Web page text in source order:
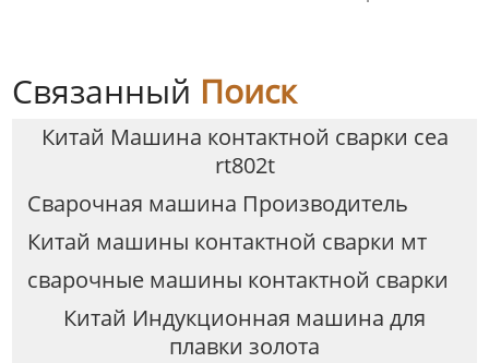
Связанный Поиск
Китай Машина контактной сварки cea
rt802t
Сварочная машина Производитель
Китай машины контактной сварки мт
сварочные машины контактной сварки
Китай Индукционная машина для
плавки золота